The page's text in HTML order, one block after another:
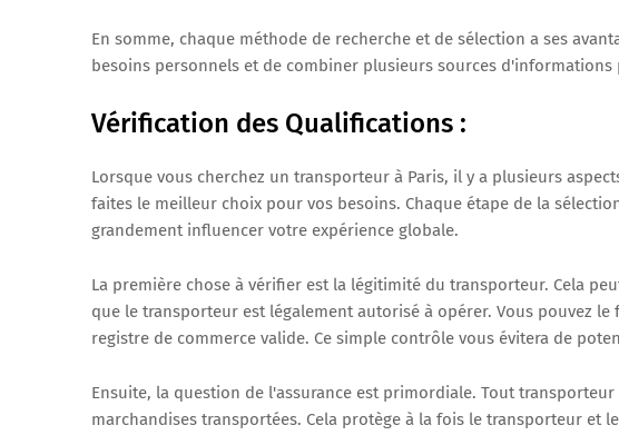
En somme, chaque méthode de recherche et de sélection a ses
besoins personnels et de combiner plusieurs sources
Vérification des Qualifications :
Lorsque vous cherchez un transporteur à Paris, il y a plusieurs
faites le meilleur choix pour vos besoins. Chaque étape de la
grandement influencer votre expérience globale.
La première chose à vérifier est la légitimité du transporteur. Cela
que le transporteur est légalement autorisé à opérer. Vous pouvez
registre de commerce valide. Ce simple contrôle vous évitera de
Ensuite, la question de l'assurance est primordiale. Tout
marchandises transportées. Cela protège à la fois le transporteur et